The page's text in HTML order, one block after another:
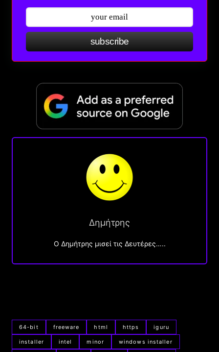
subscribe
Δημήτρης
O Δημήτρης μισεί τις Δευτέρες…..
64-bit freeware html https iguru
installer intel minor windows installer